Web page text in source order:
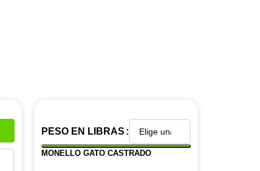
PESO EN LIBRAS
MONELLO GATO CASTRADO